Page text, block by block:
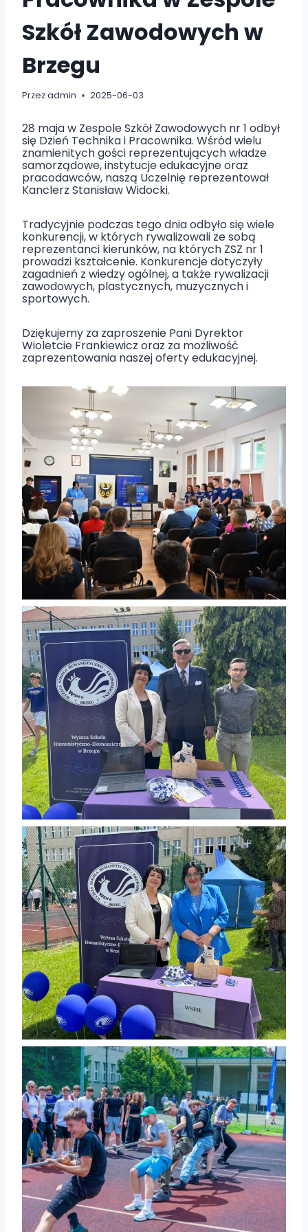
Szkół Zawodowych w
Brzegu
Przezadmin 2025-06-03
28 maja w Zespole Szkół Zawodowych nr 1 odbył
się Dzień Technika i Pracownika. Wśród wielu
znamienitych gości reprezentujących władze
samorządowe, instytucje edukacyjne oraz
pracodawców, naszą Uczelnię reprezentował
Kanclerz Stanisław Widocki.
Tradycyjnie podczas tego dnia odbyło się wiele
konkurencji, w których rywalizowali ze sobą
reprezentanci kierunków, na których ZSZ nr 1
prowadzi kształcenie. Konkurencje dotyczyły
zagadnień z wiedzy ogólnej, a także rywalizacji
zawodowych, plastycznych, muzycznych i
sportowych.
Dziękujemy za zaproszenie Pani Dyrektor
Wioletcie Frankiewicz oraz za możliwość
zaprezentowania naszej oferty edukacyjnej.